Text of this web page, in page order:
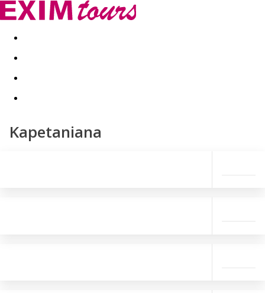
Akční nabídky Last minute
Kapetaniana